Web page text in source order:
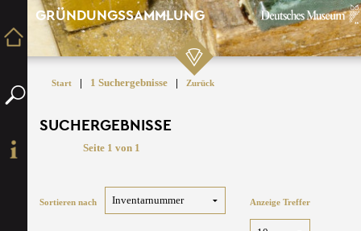
GRÜNDUNGSSAMMLUNG
Start | 1 Suchergebnisse | Zurück
SUCHERGEBNISSE
Seite 1 von 1
Sortieren nach Anzeige Treffer